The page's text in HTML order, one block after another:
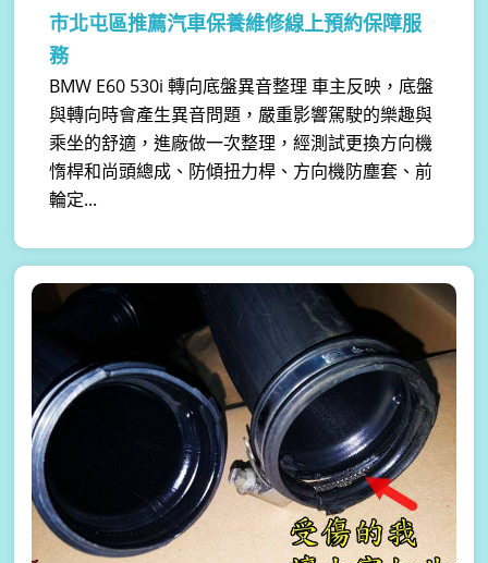
市北屯區推薦汽車保養維修線上預約保障服
務
BMW E60 530i 轉向底盤異音整理 車主反映，底盤
與轉向時會產生異音問題，嚴重影響駕駛的樂趣與
乘坐的舒適，進廠做一次整理，經測試更換方向機
惰桿和尚頭總成、防傾扭力桿、方向機防塵套、前
輪定...